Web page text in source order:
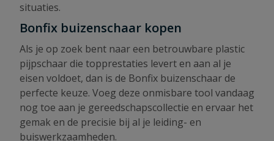
situaties.
Bonfix buizenschaar kopen
Als je op zoek bent naar een betrouwbare plastic
pijpschaar die topprestaties levert en aan al je
eisen voldoet, dan is de Bonfix buizenschaar de
perfecte keuze. Voeg deze onmisbare tool vandaag
nog toe aan je gereedschapscollectie en ervaar het
gemak en de precisie bij al je leiding- en
buiswerkzaamheden.